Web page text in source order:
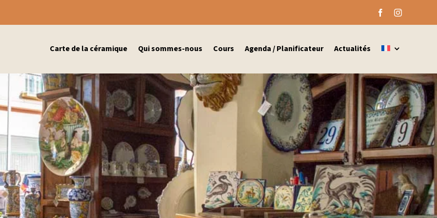
Carte de la céramique Qui sommes-nous Cours Agenda / Planificateur Actualités